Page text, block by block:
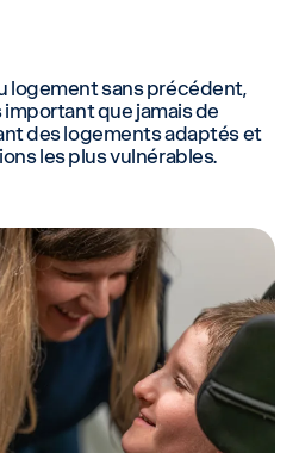
logement sans précédent,
important que jamais de
des logements adaptés et
les plus vulnérables.